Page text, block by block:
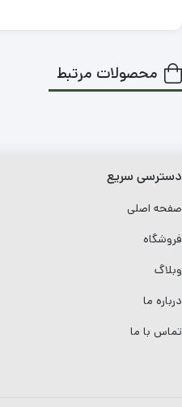
محصولات مرتبط
دسترسی سریع
صفحه اصلی
فروشگاه
وبلاگ
درباره ما
تماس با ما